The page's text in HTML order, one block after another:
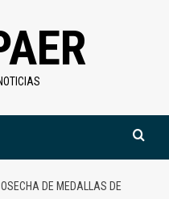
DE MEDALLAS DE